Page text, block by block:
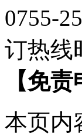
0755-
订热线
【免责
本页内